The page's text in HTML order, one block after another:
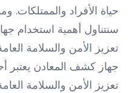
حياة الأفراد والممتلكات.
سنتناول أهمية استخدام
تعزيز الأمن والسلامة
جهاز كشف المعادن يعتبر
تعزيز الأمن والسلامة